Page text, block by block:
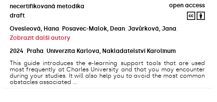
necertifikovaná metodika
open access
draft
Ovesleová, Hana; Posavec-Malok, Dean; Javůrková, Jana;
Zobrazit další autory
2024
Praha Univerzita Karlova, Nakladatelství Karolinum
This guide introduces the e-learning support tools that are used
most frequently at Charles University and that you may encounter
during your studies. It will also help you to avoid the most common
obstacles associated ...